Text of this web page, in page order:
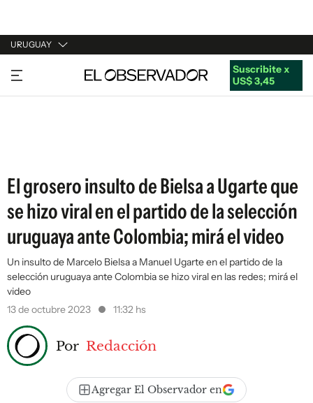
URUGUAY
URUGUAY
ARGENTINA
Suscribite x
US$ 3,45
El grosero insulto de Bielsa a Ugarte que
se hizo viral en el partido de la selección
uruguaya ante Colombia; mirá el video
Un insulto de Marcelo Bielsa a Manuel Ugarte en el partido de la
selección uruguaya ante Colombia se hizo viral en las redes; mirá el
video
13 de octubre 2023
11:32 hs
Por Redacción
Agregar El Observador en